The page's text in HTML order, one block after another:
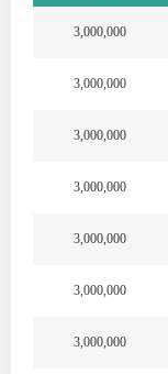
3,000,000
3,000,000
3,000,000
3,000,000
3,000,000
3,000,000
3,000,000